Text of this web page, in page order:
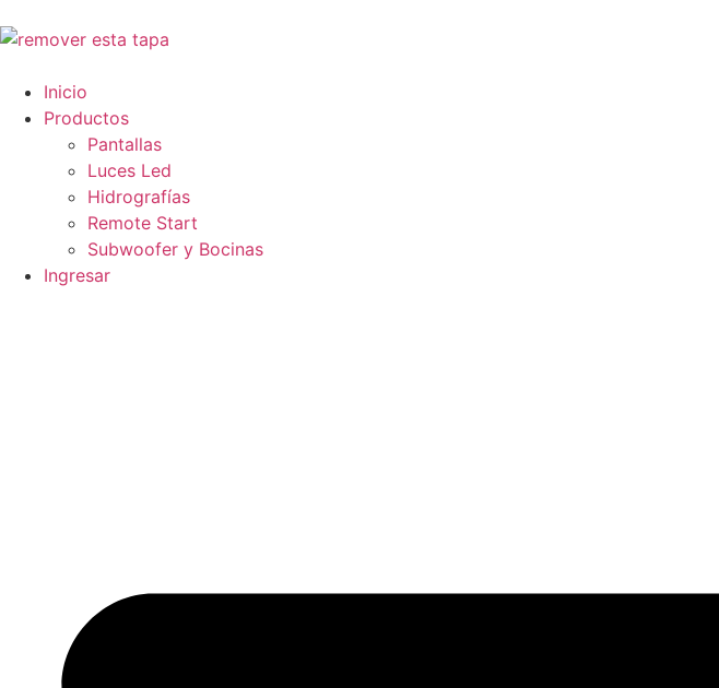
Inicio
Productos
Pantallas
Luces Led
Hidrografías
Remote Start
Subwoofer y Bocinas
Ingresar